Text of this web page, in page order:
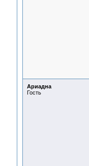
Ариадна
Гость